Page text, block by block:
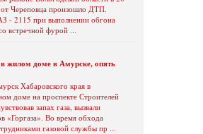
Череповца произошло ДТП.
- 2115 при выполнении обгона
встречной фурой ...
жилом доме в Амурске, опять
Хабаровского края в
доме на проспекте Строителей
запах газа, вызвали
«Горгаза». Во время обхода
газовой службы пр ...